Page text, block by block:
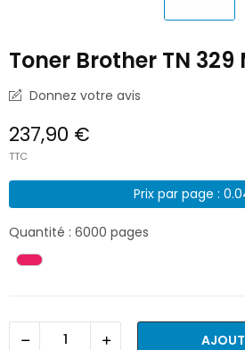
Toner Brother TN
Donnez votre avis
237,90 €
TTC
Prix par page :
Quantité : 6000 pages